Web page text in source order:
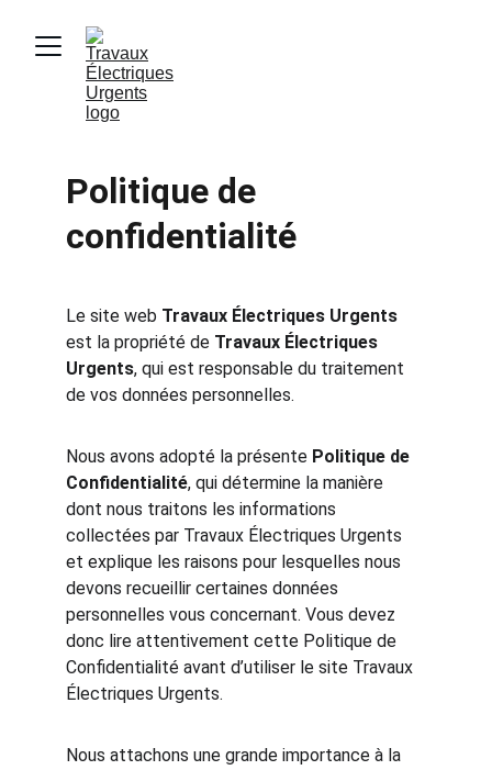
Politique de
confidentialité
Le site web Travaux Électriques Urgents
est la propriété de Travaux Électriques
Urgents, qui est responsable du traitement
de vos données personnelles.
Nous avons adopté la présente Politique de
Confidentialité, qui détermine la manière
dont nous traitons les informations
collectées par Travaux Électriques Urgents
et explique les raisons pour lesquelles nous
devons recueillir certaines données
personnelles vous concernant. Vous devez
donc lire attentivement cette Politique de
Confidentialité avant d’utiliser le site Travaux
Électriques Urgents.
Nous attachons une grande importance à la